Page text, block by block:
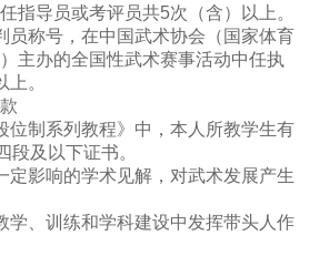
指导员或考评员共5次（含）以上。
员称号，在中国武术协会（国家体育
主办的全国性武术赛事活动中任执
。
位制系列教程》中，本人所教学生有
段及以下证书。
定影响的学术见解，对武术发展产生
学、训练和学科建设中发挥带头人作